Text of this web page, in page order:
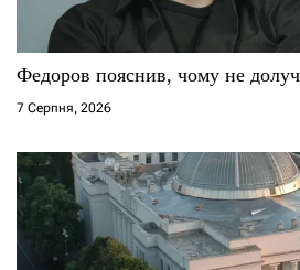
с
в
Федоров пояснив, чому не
7 Серпня, 2026